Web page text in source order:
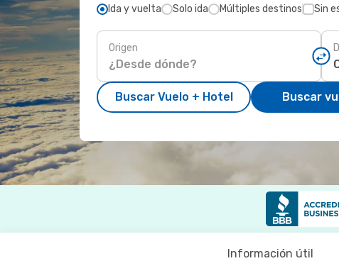
Ida y vuelta Solo ida Múltiples destinos Sin
Origen
Buscar Vuelo + Hotel Buscar
Información útil